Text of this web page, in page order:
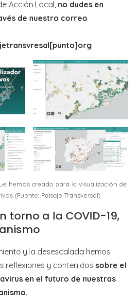
Acción Local, no dudes en
de nuestro correo
hemos creado para la visualización de
(Fuente: Paisaje Transversal)
torno a la COVID-19,
y la desescalada hemos
reflexiones y contenidos sobre el
en el futuro de nuestras